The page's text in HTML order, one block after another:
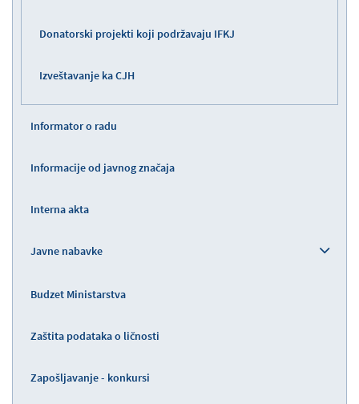
Donatorski projekti koji podržavaju IFKJ
Izveštavanje ka CJH
Informator o radu
Informacije od javnog značaja
Interna akta
Javne nabavke
Budzet Ministarstva
Zaštita podataka o ličnosti
Zapošljavanje - konkursi